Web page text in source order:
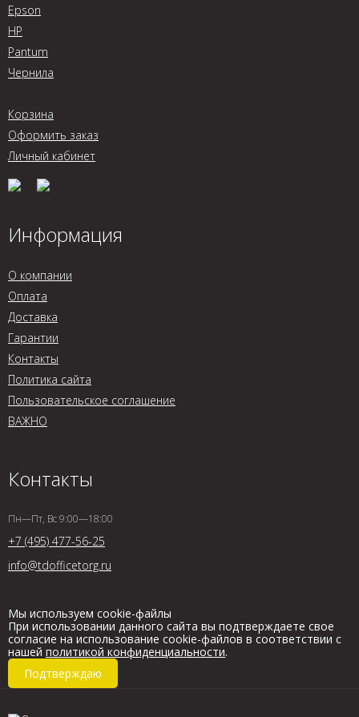
Epson
HP
Pantum
Чернила
Корзина
Оформить заказ
Личный кабинет
Информация
О компании
Оплата
Доставка
Гарантии
Контакты
Политика сайта
Пользовательское соглашение
ВАЖНО
Контакты
Пн—Пт, Вс 9:00—18:00
+7 (495) 477-56-25
info@tdofficetorg.ru
Мы используем cookie-файлы
При использовании данного сайта вы подтверждаете свое
согласие на использование cookie-файлов в соответствии с
нашей политикой конфиденциальности.
Подтверждаю